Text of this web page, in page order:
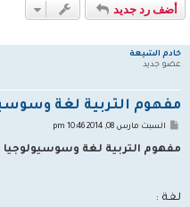
أضف رد جديد
خادم الشيعة
عضو جديد
مفهوم التربية لغة
م
ا
السبت مارس 08, 2014 10:46 pm
مفهوم التربية لغة وسوسيولوجيا
لغة :